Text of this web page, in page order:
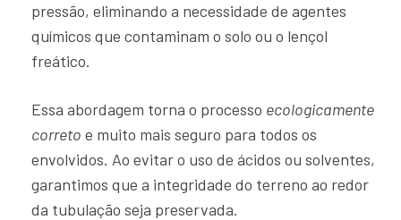
pressão, eliminando a necessidade de agentes
químicos que contaminam o solo ou o lençol
freático.
Essa abordagem torna o processo ecologicamente
correto e muito mais seguro para todos os
envolvidos. Ao evitar o uso de ácidos ou solventes,
garantimos que a integridade do terreno ao redor
da tubulação seja preservada.